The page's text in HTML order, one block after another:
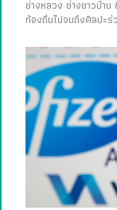
ช่างหลวง ช่างชาวบ้า
ท้องถิ่นไปจนถึงศิลปะร่